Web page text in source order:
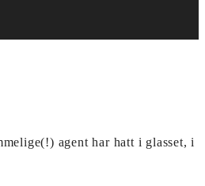
agent har hatt i glasset, i